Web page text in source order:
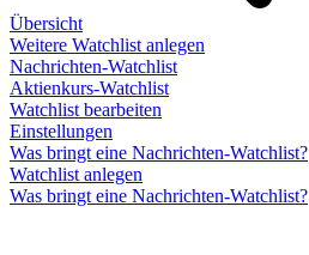
Übersicht
Weitere Watchlist anlegen
Nachrichten-Watchlist
Aktienkurs-Watchlist
Watchlist bearbeiten
Einstellungen
Was bringt eine Nachrichten-Watchlist?
Watchlist anlegen
Was bringt eine Nachrichten-Watchlist?